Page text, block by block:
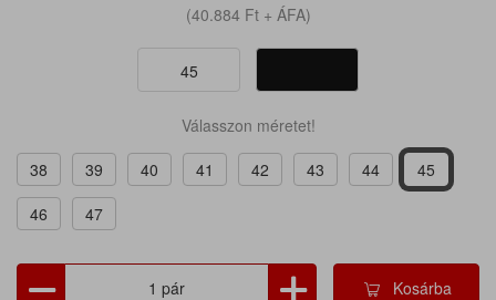
(40.884 Ft+ ÁFA)
45
Válasszon méretet!
38
39 40 41 42 43 44
45
46
47
Kosárba